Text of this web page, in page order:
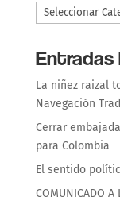
Entradas
La niñez raizal
Navegación
Cerrar
para Colombia
El sentido
COMUNICADO A